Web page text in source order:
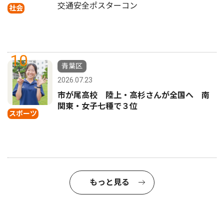
社会
交通安全ポスターコン
10
スポーツ
青葉区
2026.07.23
市が尾高校 陸上・高杉さんが全国へ 南
関東・女子七種で３位
もっと見る